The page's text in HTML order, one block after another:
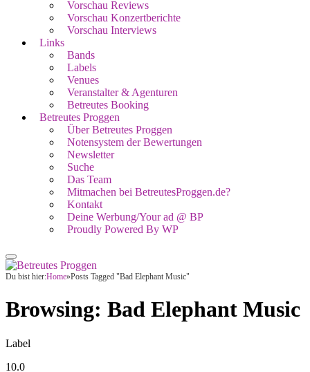
Vorschau Reviews
Vorschau Konzertberichte
Vorschau Interviews
Links
Bands
Labels
Venues
Veranstalter & Agenturen
Betreutes Booking
Betreutes Proggen
Über Betreutes Proggen
Notensystem der Bewertungen
Newsletter
Suche
Das Team
Mitmachen bei BetreutesProggen.de?
Kontakt
Deine Werbung/Your ad @ BP
Proudly Powered By WP
Du bist hier:Home»Posts Tagged "Bad Elephant Music"
Browsing: Bad Elephant Music
Label
10.0